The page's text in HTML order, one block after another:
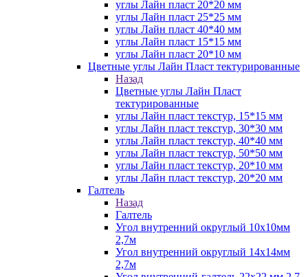
углы Лайн пласт 20*20 мм
углы Лайн пласт 25*25 мм
углы Лайн пласт 40*40 мм
углы Лайн пласт 15*15 мм
углы Лайн пласт 20*10 мм
Цветные углы Лайн Пласт тектурированные
Назад
Цветные углы Лайн Пласт
тектурированные
углы Лайн пласт текстур, 15*15 мм
углы Лайн пласт текстур, 30*30 мм
углы Лайн пласт текстур, 40*40 мм
углы Лайн пласт текстур, 50*50 мм
углы Лайн пласт текстур, 20*10 мм
углы Лайн пласт текстур, 20*20 мм
Галтель
Назад
Галтель
Угол внутренний округлый 10х10мм
2,7м
Угол внутренний округлый 14х14мм
2,7м